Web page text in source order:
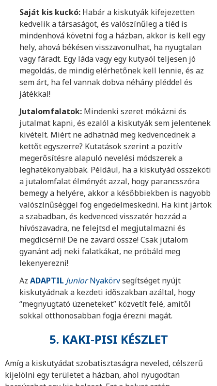
Saját kis kuckó: Habár a kiskutyák kifejezetten
kedvelik a társaságot, és valószínűleg a tiéd is
mindenhová követni fog a házban, akkor is kell egy
hely, ahová békésen visszavonulhat, ha nyugtalan
vagy fáradt. Egy láda vagy egy kutyaól teljesen jó
megoldás, de mindig elérhetőnek kell lennie, és az
sem árt, ha fel vannak dobva néhány pléddel és
játékkal!
Jutalomfalatok: Mindenki szeret mókázni és
jutalmat kapni, és ezalól a kiskutyák sem jelentenek
kivételt. Miért ne adhatnád meg kedvencednek a
kettőt egyszerre? Kutatások szerint a pozitív
megerősítésre alapuló nevelési módszerek a
leghatékonyabbak. Például, ha a kiskutyád összeköti
a jutalomfalat élményét azzal, hogy parancsszóra
bemegy a helyére, akkor a későbbiekben is nagyobb
valószínűséggel fog engedelmeskedni. Ha kint jártok
a szabadban, és kedvenced visszatér hozzád a
hívószavadra, ne felejtsd el megjutalmazni és
megdicsérni! De ne zavard össze! Csak jutalom
gyanánt adj neki falatkákat, ne próbáld meg
lekenyerezni!
Az ADAPTIL JuniorNyakörvsegítséget nyújt
kiskutyádnak a kezdeti időszakban azáltal, hogy
“megnyugtató üzeneteket” közvetít felé, amitől
sokkal otthonosabban fogja érezni magát.
5. KAKI-PISI KÉSZLET
Amíg a kiskutyádat szobatisztaságra neveled, célszerű
kijelölni egy területet a házban, ahol nyugodtan